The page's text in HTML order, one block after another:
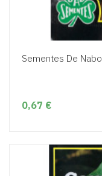
Sementes De
0,67 €